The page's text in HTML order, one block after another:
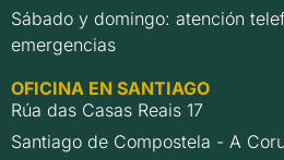
Sábado y domingo: atención
emergencias
OFICINA EN SANTIAGO
Rúa das Casas Reais 17
Santiago de Compostela - A